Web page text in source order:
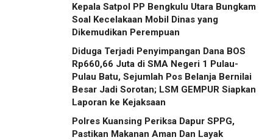
Kepala Satpol PP Bengkulu Utara Bungkam
Soal Kecelakaan Mobil Dinas yang
Dikemudikan Perempuan
Diduga Terjadi Penyimpangan Dana BOS
Rp660,66 Juta di SMA Negeri 1 Pulau-
Pulau Batu, Sejumlah Pos Belanja Bernilai
Besar Jadi Sorotan; LSM GEMPUR Siapkan
Laporan ke Kejaksaan
Polres Kuansing Periksa Dapur SPPG,
Pastikan Makanan Aman Dan Layak